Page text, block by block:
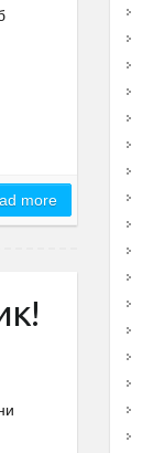
more